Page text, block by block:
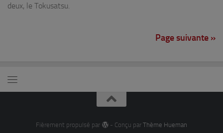
deux, le Tokusatsu.
Page suivante »
Fièrement propulsé par - Conçu par Thème Hueman